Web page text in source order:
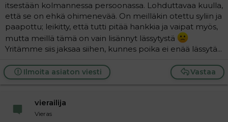
itsestään kolmannessa persoonassa. Lohduttavaa kuulla,
että se on ehkä ohimenevää. On meilläkin otettu syliin ja
paapottu; leikitty, että tutti pitää hankkia ja vaipat myös,
mutta meillä tämä on vain lisännyt lässytystä
Yritämme siis jaksaa siihen, kunnes poika ei enää lässytä...
Vastaa
Ilmoita asiaton viesti
vierailija
Vieras